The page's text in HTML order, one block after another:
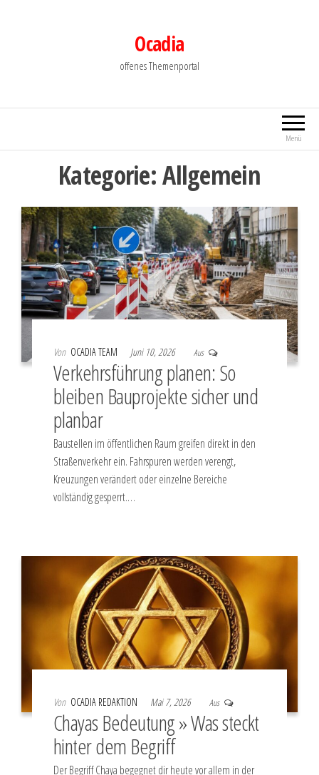
Ocadia
offenes Themenportal
Menü
Kategorie:Allgemein
Von OCADIA TEAM Juni 10, 2026 Aus
Verkehrsführung planen: So
bleiben Bauprojekte sicher und
planbar
Baustellen im öffentlichen Raum greifen direkt in den
Straßenverkehr ein. Fahrspuren werden verengt,
Kreuzungen verändert oder einzelne Bereiche
vollständig gesperrt.…
Von OCADIA REDAKTION Mai 7, 2026 Aus
Chayas Bedeutung » Was steckt
hinter dem Begriff
Der Begriff Chaya begegnet dir heute vor allem in der